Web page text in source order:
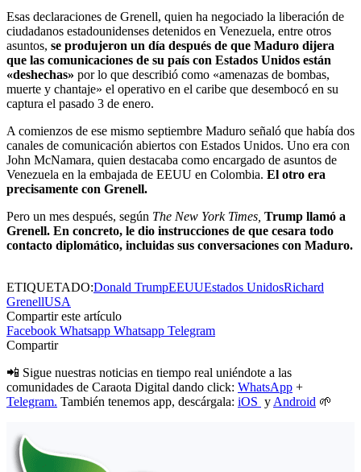
Esas declaraciones de Grenell, quien ha negociado la liberación de
ciudadanos estadounidenses detenidos en Venezuela, entre otros
asuntos, se produjeron un día después de que Maduro dijera
que las comunicaciones de su país con Estados Unidos están
«deshechas» por lo que describió como «amenazas de bombas,
muerte y chantaje» el operativo en el caribe que desembocó en su
captura el pasado 3 de enero.
A comienzos de ese mismo septiembre Maduro señaló que había dos
canales de comunicación abiertos con Estados Unidos. Uno era con
John McNamara, quien destacaba como encargado de asuntos de
Venezuela en la embajada de EEUU en Colombia. El otro era
precisamente con Grenell.
Pero un mes después, según The New York Times, Trump llamó a
Grenell. En concreto, le dio instrucciones de que cesara todo
contacto diplomático, incluidas sus conversaciones con Maduro.
ETIQUETADO:Donald TrumpEEUUEstados UnidosRichard
GrenellUSA
Compartir este artículo
Facebook Whatsapp Whatsapp Telegram
Compartir
📲 Sigue nuestras noticias en tiempo real uniéndote a las
comunidades de Caraota Digital dando click: WhatsApp +
Telegram. También tenemos app, descárgala: iOS y Android 🌱